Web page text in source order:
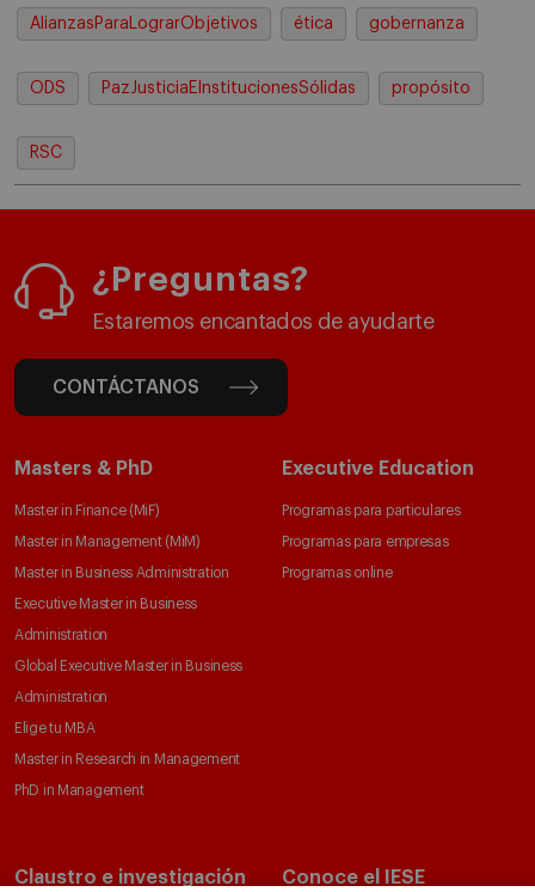
AlianzasParaLograrObjetivos ética gobernanza
ODS PazJusticiaEInstitucionesSólidas propósito
RSC
¿Preguntas?
Estaremos encantados de ayudarte
CONTÁCTANOS
Masters & PhD
Master in Finance (MiF)
Master in Management (MiM)
Master in Business Administration
Executive Master in Business
Administration
Global Executive Master in Business
Administration
Elige tu MBA
Master in Research in Management
PhD in Management
Executive Education
Programas para particulares
Programas para empresas
Programas online
Claustro e investigación Conoce el IESE